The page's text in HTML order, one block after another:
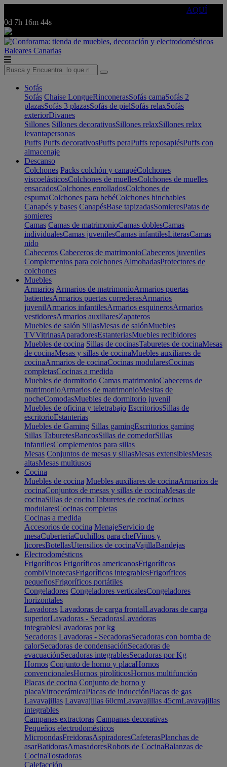
AQUÍ
0d 7h 16m 44s
Baleares Canarias
Sofás
Sofás Chaise LongueRinconerasSofás camaSofás 2
plazasSofás 3 plazasSofás de pielSofás relaxSofás
exteriorDivanes
Sillones Sillones decorativosSillones relaxSillones relax
levantapersonas
Puffs Puffs decorativosPuffs peraPuffs reposapiésPuffs con
almacenaje
Descanso
Colchones Packs colchón y canapéColchones
viscoelásticosColchones de muellesColchones de muelles
ensacadosColchones enrolladosColchones de
espumaColchones para bebéColchones hinchables
Canapés y bases CanapésBase tapizadasSomieresPatas de
somieres
Camas Camas de matrimonioCamas doblesCamas
individualesCamas juvenilesCamas infantilesLiterasCamas
nido
Cabeceros Cabeceros de matrimonioCabeceros juveniles
Complementos para colchones AlmohadasProtectores de
colchones
Muebles
Armarios Armarios de matrimonioArmarios puertas
batientesArmarios puertas correderasArmarios
juvenilArmarios infantilesArmarios esquinerosArmarios
vestidoresArmarios auxiliaresZapateros
Muebles de salón SillasMesas de salónMuebles
TVVitrinasAparadoresEstanteriasMuebles recibidores
Muebles de cocina Sillas de cocinasTaburetes de cocinaMesas
de cocinaMesas y sillas de cocinaMuebles auxiliares de
cocinaArmarios de cocinaCocinas modularesCocinas
completasCocinas a medida
Muebles de dormitorio Camas matrimonioCabeceros de
matrimonioArmarios de matrimonioMesitas de
nocheComodasMuebles de dormitorio juvenil
Muebles de oficina y teletrabajo EscritoriosSillas de
escritorioEstanterías
Muebles de Gaming Sillas gamingEscritorios gaming
Sillas TaburetesBancosSillas de comedorSillas
infantilesComplementos para sillas
Mesas Conjuntos de mesas y sillasMesas extensiblesMesas
altasMesas multiusos
Cocina
Muebles de cocina Muebles auxiliares de cocinaArmarios de
cocinaConjuntos de mesas y sillas de cocinaMesas de
cocinaSillas de cocinaTaburetes de cocinaCocinas
modularesCocinas completas
Cocinas a medida
Accesorios de cocina MenajeServicio de
mesaCuberteríaCuchillos para chefVinos y
licoresBotellasUtensilios de cocinaVajillaBandejas
Electrodomésticos
Frigoríficos Frigoríficos americanosFrigoríficos
combiVinotecasFrigoríficos integrablesFrigoríficos
pequeñosFrigoríficos portátiles
Congeladores Congeladores verticalesCongeladores
horizontales
Lavadoras Lavadoras de carga frontalLavadoras de carga
superiorLavadoras - SecadorasLavadoras
integrablesLavadoras por kg
Secadoras Lavadoras - SecadorasSecadoras con bomba de
calorSecadoras de condensaciónSecadoras de
evacuaciónSecadoras integrablesSecadoras por Kg
Hornos Conjunto de horno y placaHornos
convencionalesHornos pirolíticosHornos multifunción
Placas de cocina Conjunto de horno y
placaVitrocerámicaPlacas de inducciónPlacas de gas
Lavavajillas Lavavajillas 60cmLavavajillas 45cmLavavajillas
integrables
Campanas extractoras Campanas decorativas
Pequeños electrodomésticos
MicroondasFreidorasAspiradoresCafeterasPlanchas de
asarBatidorasAmasadoresRobots de CocinaBalanzas de
CocinaTostadoras
Calefacción